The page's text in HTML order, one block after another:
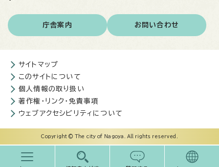
庁舎案内 お問い合わせ
サイトマップ
このサイトについて
個人情報の取り扱い
著作権・リンク・免責事項
ウェブアクセシビリティについて
Copyright © The city of Nagoya. All rights reserved.